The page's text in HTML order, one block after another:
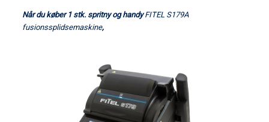
Når du køber 1 stk. spritny og handyFITEL S179A
fusionssplidsemaskine,